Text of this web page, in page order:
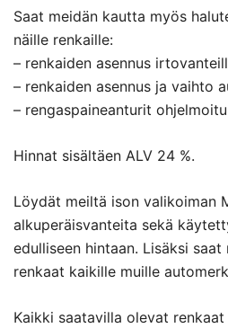
Saat meidän kautta myös
näille renkaille:
– renkaiden asennus
– renkaiden asennus ja vaihto
– rengaspaineanturit
Hinnat sisältäen ALV 24 %.
Löydät meiltä ison valikoiman
alkuperäisvanteita sekä
edulliseen hintaan. Lisäksi
renkaat kaikille muille
Kaikki saatavilla olevat